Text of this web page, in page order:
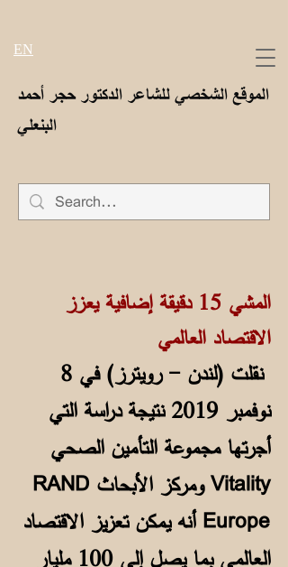
الموقع الشخصي للشاعر الدكتور حجر أحمد
البنعلي
EN
المشي 15 دقيقة إضافية يعزز
الاقتصاد العالمي
نقلت (لندن - رويترز) في 8
نوفمبر 2019 نتيجة دراسة التي
أجرتها مجموعة التأمين الصحي
Vitality ومركز الأبحاث RAND
Europe أنه يمكن تعزيز الاقتصاد
العالمي بما يصل إلى 100 مليار